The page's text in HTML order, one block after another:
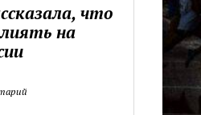
что
на